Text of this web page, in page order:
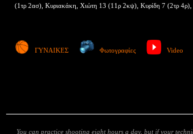
(1τρ 2ασ), Κυριακάκη, Χιώτη 13 (11ρ 2κψ), Κυρίδη 7 (2τρ
ΓΥΝΑΙΚΕΣ Φωτογραφίες Video
You can practice shooting eight hours a day, but if your